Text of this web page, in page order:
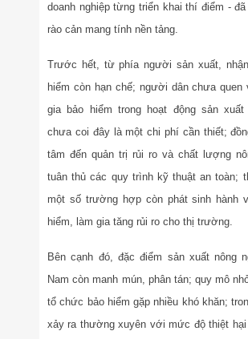
doanh nghiệp từng triển khai thí điểm -
rào cản mang tính nền tảng.
Trước hết, từ phía người sản xuất,
hiểm còn hạn chế; người dân chưa quen
gia bảo hiểm trong hoạt động sản xuất
chưa coi đây là một chi phí cần thiết;
tâm đến quản trị rủi ro và chất lượng
tuân thủ các quy trình kỹ thuật an toàn;
một số trường hợp còn phát sinh hành
hiểm, làm gia tăng rủi ro cho thị trường.
Bên cạnh đó, đặc điểm sản xuất nông
Nam còn manh mún, phân tán; quy mô
tổ chức bảo hiểm gặp nhiều khó khăn;
xảy ra thường xuyên với mức độ thiệt